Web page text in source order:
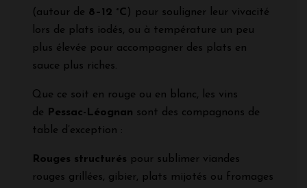
(autour de 8–12 °C) pour souligner leur vivacité
lors de plats iodés, ou à température un peu
plus élevée pour accompagner des plats en
sauce plus riches.
Que ce soit en rouge ou en blanc, les vins
de
Pessac-Léognan sont des compagnons de
table d’exception :
Rouges structurés pour sublimer viandes
rouges grillées, gibier, plats mijotés ou fromages